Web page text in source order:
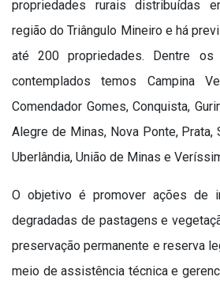
propriedades rurais distribuídas
região do Triângulo Mineiro e há
até 200 propriedades. Dentre
contemplados temos Campina
Comendador Gomes, Conquista,
Alegre de Minas, Nova Ponte, Prata,
Uberlândia, União de Minas e
O objetivo é promover ações de
degradadas de pastagens e
preservação permanente e reserva
meio de assistência técnica e